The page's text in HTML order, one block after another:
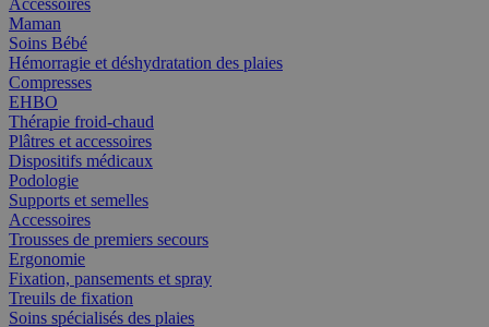
Accessoires
Maman
Soins Bébé
Hémorragie et déshydratation des plaies
Compresses
EHBO
Thérapie froid-chaud
Plâtres et accessoires
Dispositifs médicaux
Podologie
Supports et semelles
Accessoires
Trousses de premiers secours
Ergonomie
Fixation, pansements et spray
Treuils de fixation
Soins spécialisés des plaies